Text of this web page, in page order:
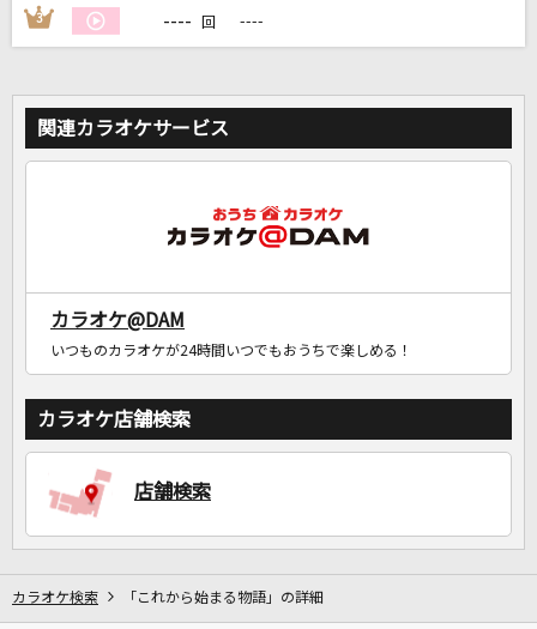
自宅でカラオケ歌い放題！
家族や友達と一緒に！練習にも！
3 ---- 回 ----
関連カラオケサービス
カラオケ@DAM
いつものカラオケが24時間いつでもおうちで楽しめる！
カラオケ店舗検索
店舗検索
カラオケ検索 「これから始まる物語」の詳細